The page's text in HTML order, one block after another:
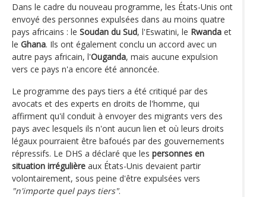
Dans le cadre du nouveau programme, les États-Unis ont
envoyé des personnes expulsées dans au moins quatre
pays africains : le Soudan du Sud, l'Eswatini, le Rwanda et
le Ghana. Ils ont également conclu un accord avec un
autre pays africain, l'Ouganda, mais aucune expulsion
vers ce pays n'a encore été annoncée.
Le programme des pays tiers a été critiqué par des
avocats et des experts en droits de l'homme, qui
affirment qu'il conduit à envoyer des migrants vers des
pays avec lesquels ils n'ont aucun lien et où leurs droits
légaux pourraient être bafoués par des gouvernements
répressifs. Le DHS a déclaré que les personnes en
situation irrégulière aux États-Unis devaient partir
volontairement, sous peine d'être expulsées vers
"n'importe quel pays tiers".